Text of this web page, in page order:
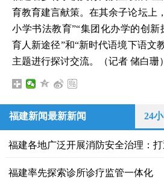
育教育建言献策。在其余子论坛上
小学书法教育”“集团化办学的创新
育人新途径”和“新时代语境下语文
主题进行探讨交流。（记者 储白珊）
福建新闻最新新闻 24
福建各地广泛开展消防安全治理：
福建率先探索诊所诊疗监管一体化